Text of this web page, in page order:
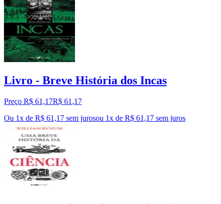
Livro - Breve História dos Incas
Preço R$ 61,17R$ 61 ,17
Ou 1x de R$ 61,17 sem jurosou 1x de R$ 61,17 sem juros